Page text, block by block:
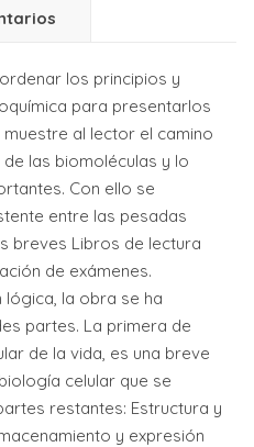
los principios y
para presentarlos
al lector el camino
las biomoléculas y lo
Con ello se
entre las pesadas
breves Libros de lectura
de exámenes.
lógica, la obra se ha
partes. La primera de
de la vida, es una breve
celular que se
restantes: Estructura y
y expresión